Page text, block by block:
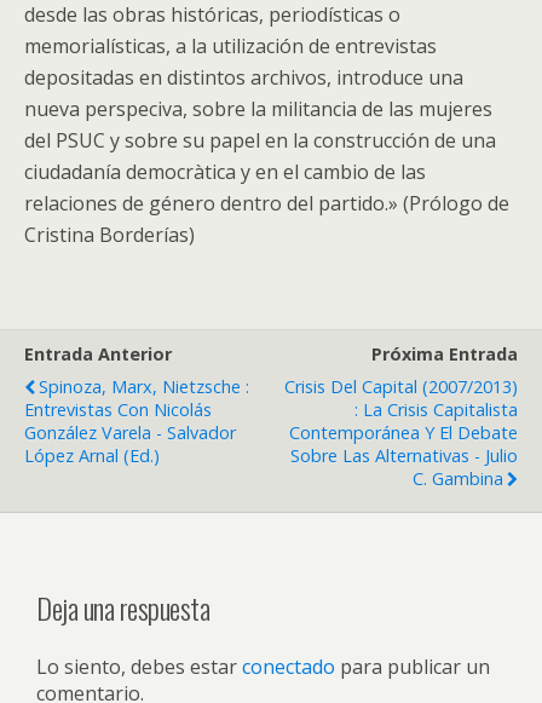
desde las obras históricas, periodísticas o
memorialísticas, a la utilización de entrevistas
depositadas en distintos archivos, introduce una
nueva perspeciva, sobre la militancia de las mujeres
del PSUC y sobre su papel en la construcción de una
ciudadanía democràtica y en el cambio de las
relaciones de género dentro del partido.» (Prólogo de
Cristina Borderías)
Entrada Anterior
Spinoza, Marx, Nietzsche :
Entrevistas Con Nicolás
González Varela - Salvador
López Arnal (ed.)
Próxima Entrada
Crisis Del Capital (2007/2013)
: La Crisis Capitalista
Contemporánea Y El Debate
Sobre Las Alternativas - Julio
C. Gambina
Deja una respuesta
Lo siento, debes estarconectado para publicar un
comentario.